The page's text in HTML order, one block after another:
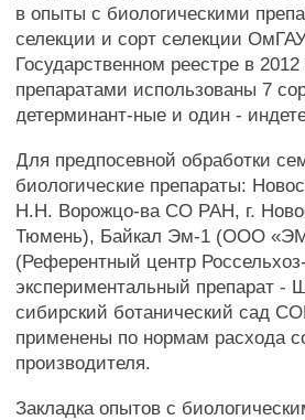
в опыты с биологическими
селекции и сорт селекции
Государственном реестре в
препаратами использованы 7
детерминант-ные и один -
Для предпосевной обработки
биологические препараты:
H.H. Ворожцо-ва СО РАН, г.
Тюмень), Байкал Эм-1 (ООО
(Референтный центр
экспериментальный препарат
сибирский ботанический сад
применены по нормам расхода
производителя.
Закладка опытов с